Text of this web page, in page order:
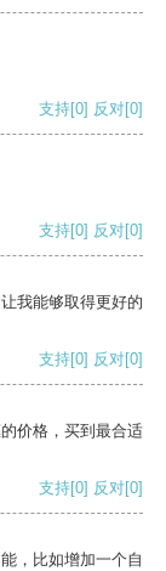
支持[0] 反对[0]
支持[0] 反对[0]
我能够取得更好的
支持[0] 反对[0]
价格，买到最合适
支持[0] 反对[0]
，比如增加一个自